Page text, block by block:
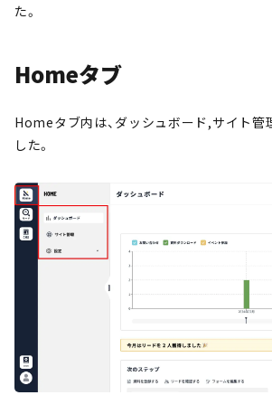
た。
Homeタブ
Homeタブ内は、ダッシュボード,サイト管
した。